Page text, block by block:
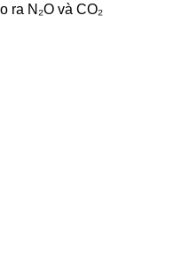
ra N₂O và CO₂